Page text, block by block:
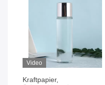
Video
Kraftpapier,